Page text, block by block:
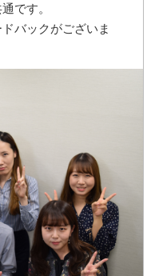
です。
バックがございま